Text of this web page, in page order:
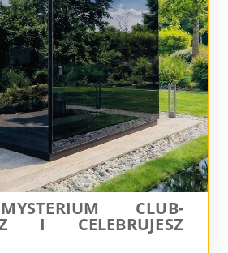
CLUB-
I CELEBRUJESZ